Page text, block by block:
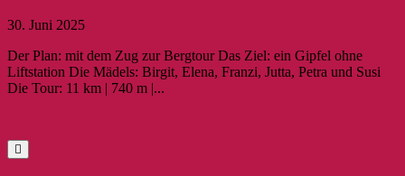
30. Juni 2025
Der Plan: mit dem Zug zur Bergtour Das Ziel: ein Gipfel ohne
Liftstation Die Mädels: Birgit, Elena, Franzi, Jutta, Petra und Susi
Die Tour: 11 km | 740 m |...